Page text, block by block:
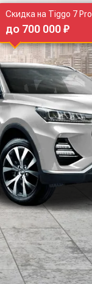
Скидка на Tiggo 7 Pro
до 700 000 ₽